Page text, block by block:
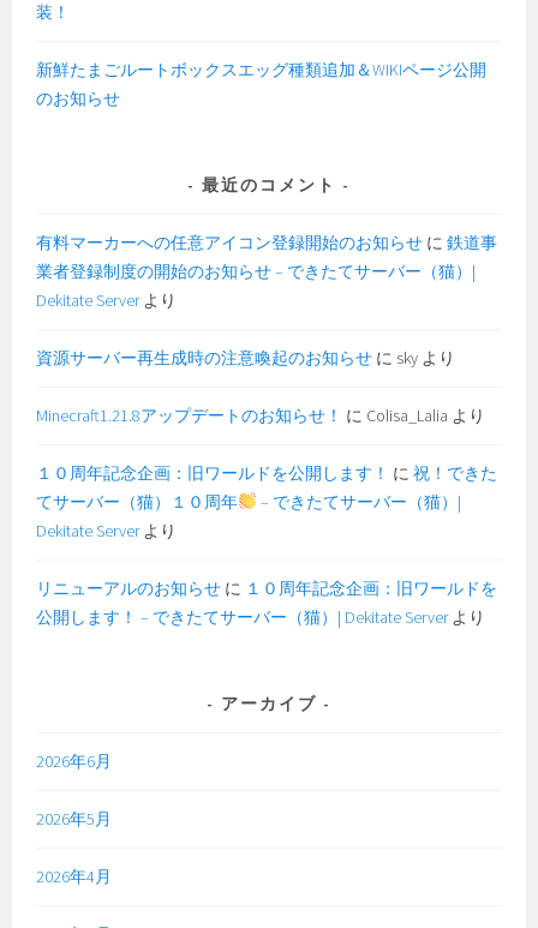
装！
新鮮たまごルートボックスエッグ種類追加＆WIKIページ公開
のお知らせ
最近のコメント
有料マーカーへの任意アイコン登録開始のお知らせ に鉄道事
業者登録制度の開始のお知らせ – できたてサーバー（猫）|
Dekitate Serverより
資源サーバー再生成時の注意喚起のお知らせ に sky より
Minecraft1.21.8アップデートのお知らせ！ に Colisa_Lalia より
１０周年記念企画：旧ワールドを公開します！ に祝！できた
てサーバー（猫）１０周年
– できたてサーバー（猫）|
Dekitate Serverより
リニューアルのお知らせ に １０周年記念企画：旧ワールドを
公開します！ – できたてサーバー（猫）| Dekitate Serverより
アーカイブ
2026年6月
2026年5月
2026年4月